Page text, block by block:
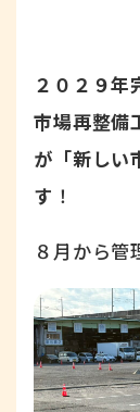
２０２９年
市場再整備
が「新しい
す ！
８月から管